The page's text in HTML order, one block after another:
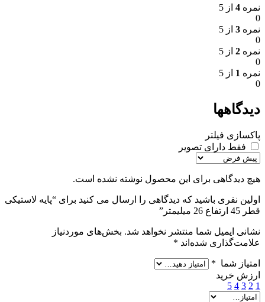
نمره 4 از 5
0
نمره 3 از 5
0
نمره 2 از 5
0
نمره 1 از 5
0
دیدگاهها
پاکسازی فیلتر
فقط دارای تصویر
هیچ دیدگاهی برای این محصول نوشته نشده است.
اولین نفری باشید که دیدگاهی را ارسال می کنید برای “پایه لاستیکی
قطر 45 ارتفاع 26 میلیمتر”
نشانی ایمیل شما منتشر نخواهد شد. بخش‌های موردنیاز
علامت‌گذاری شده‌اند *
امتیاز شما *
ارزش خرید
1
2
3
4
5